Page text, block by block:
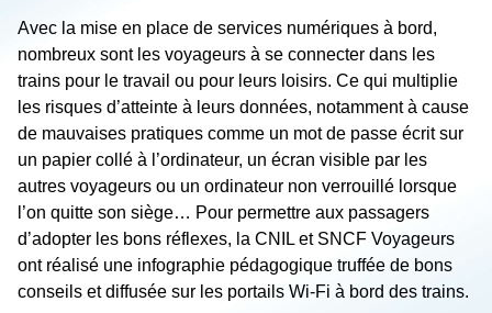
Avec la mise en place de services numériques à bord,
nombreux sont les voyageurs à se connecter dans les
trains pour le travail ou pour leurs loisirs. Ce qui multiplie
les risques d’atteinte à leurs données, notamment à cause
de mauvaises pratiques comme un mot de passe écrit sur
un papier collé à l’ordinateur, un écran visible par les
autres voyageurs ou un ordinateur non verrouillé lorsque
l’on quitte son siège… Pour permettre aux passagers
d’adopter les bons réflexes, la CNIL et SNCF Voyageurs
ont réalisé une infographie pédagogique truffée de bons
conseils et diffusée sur les portails Wi-Fi à bord des trains.